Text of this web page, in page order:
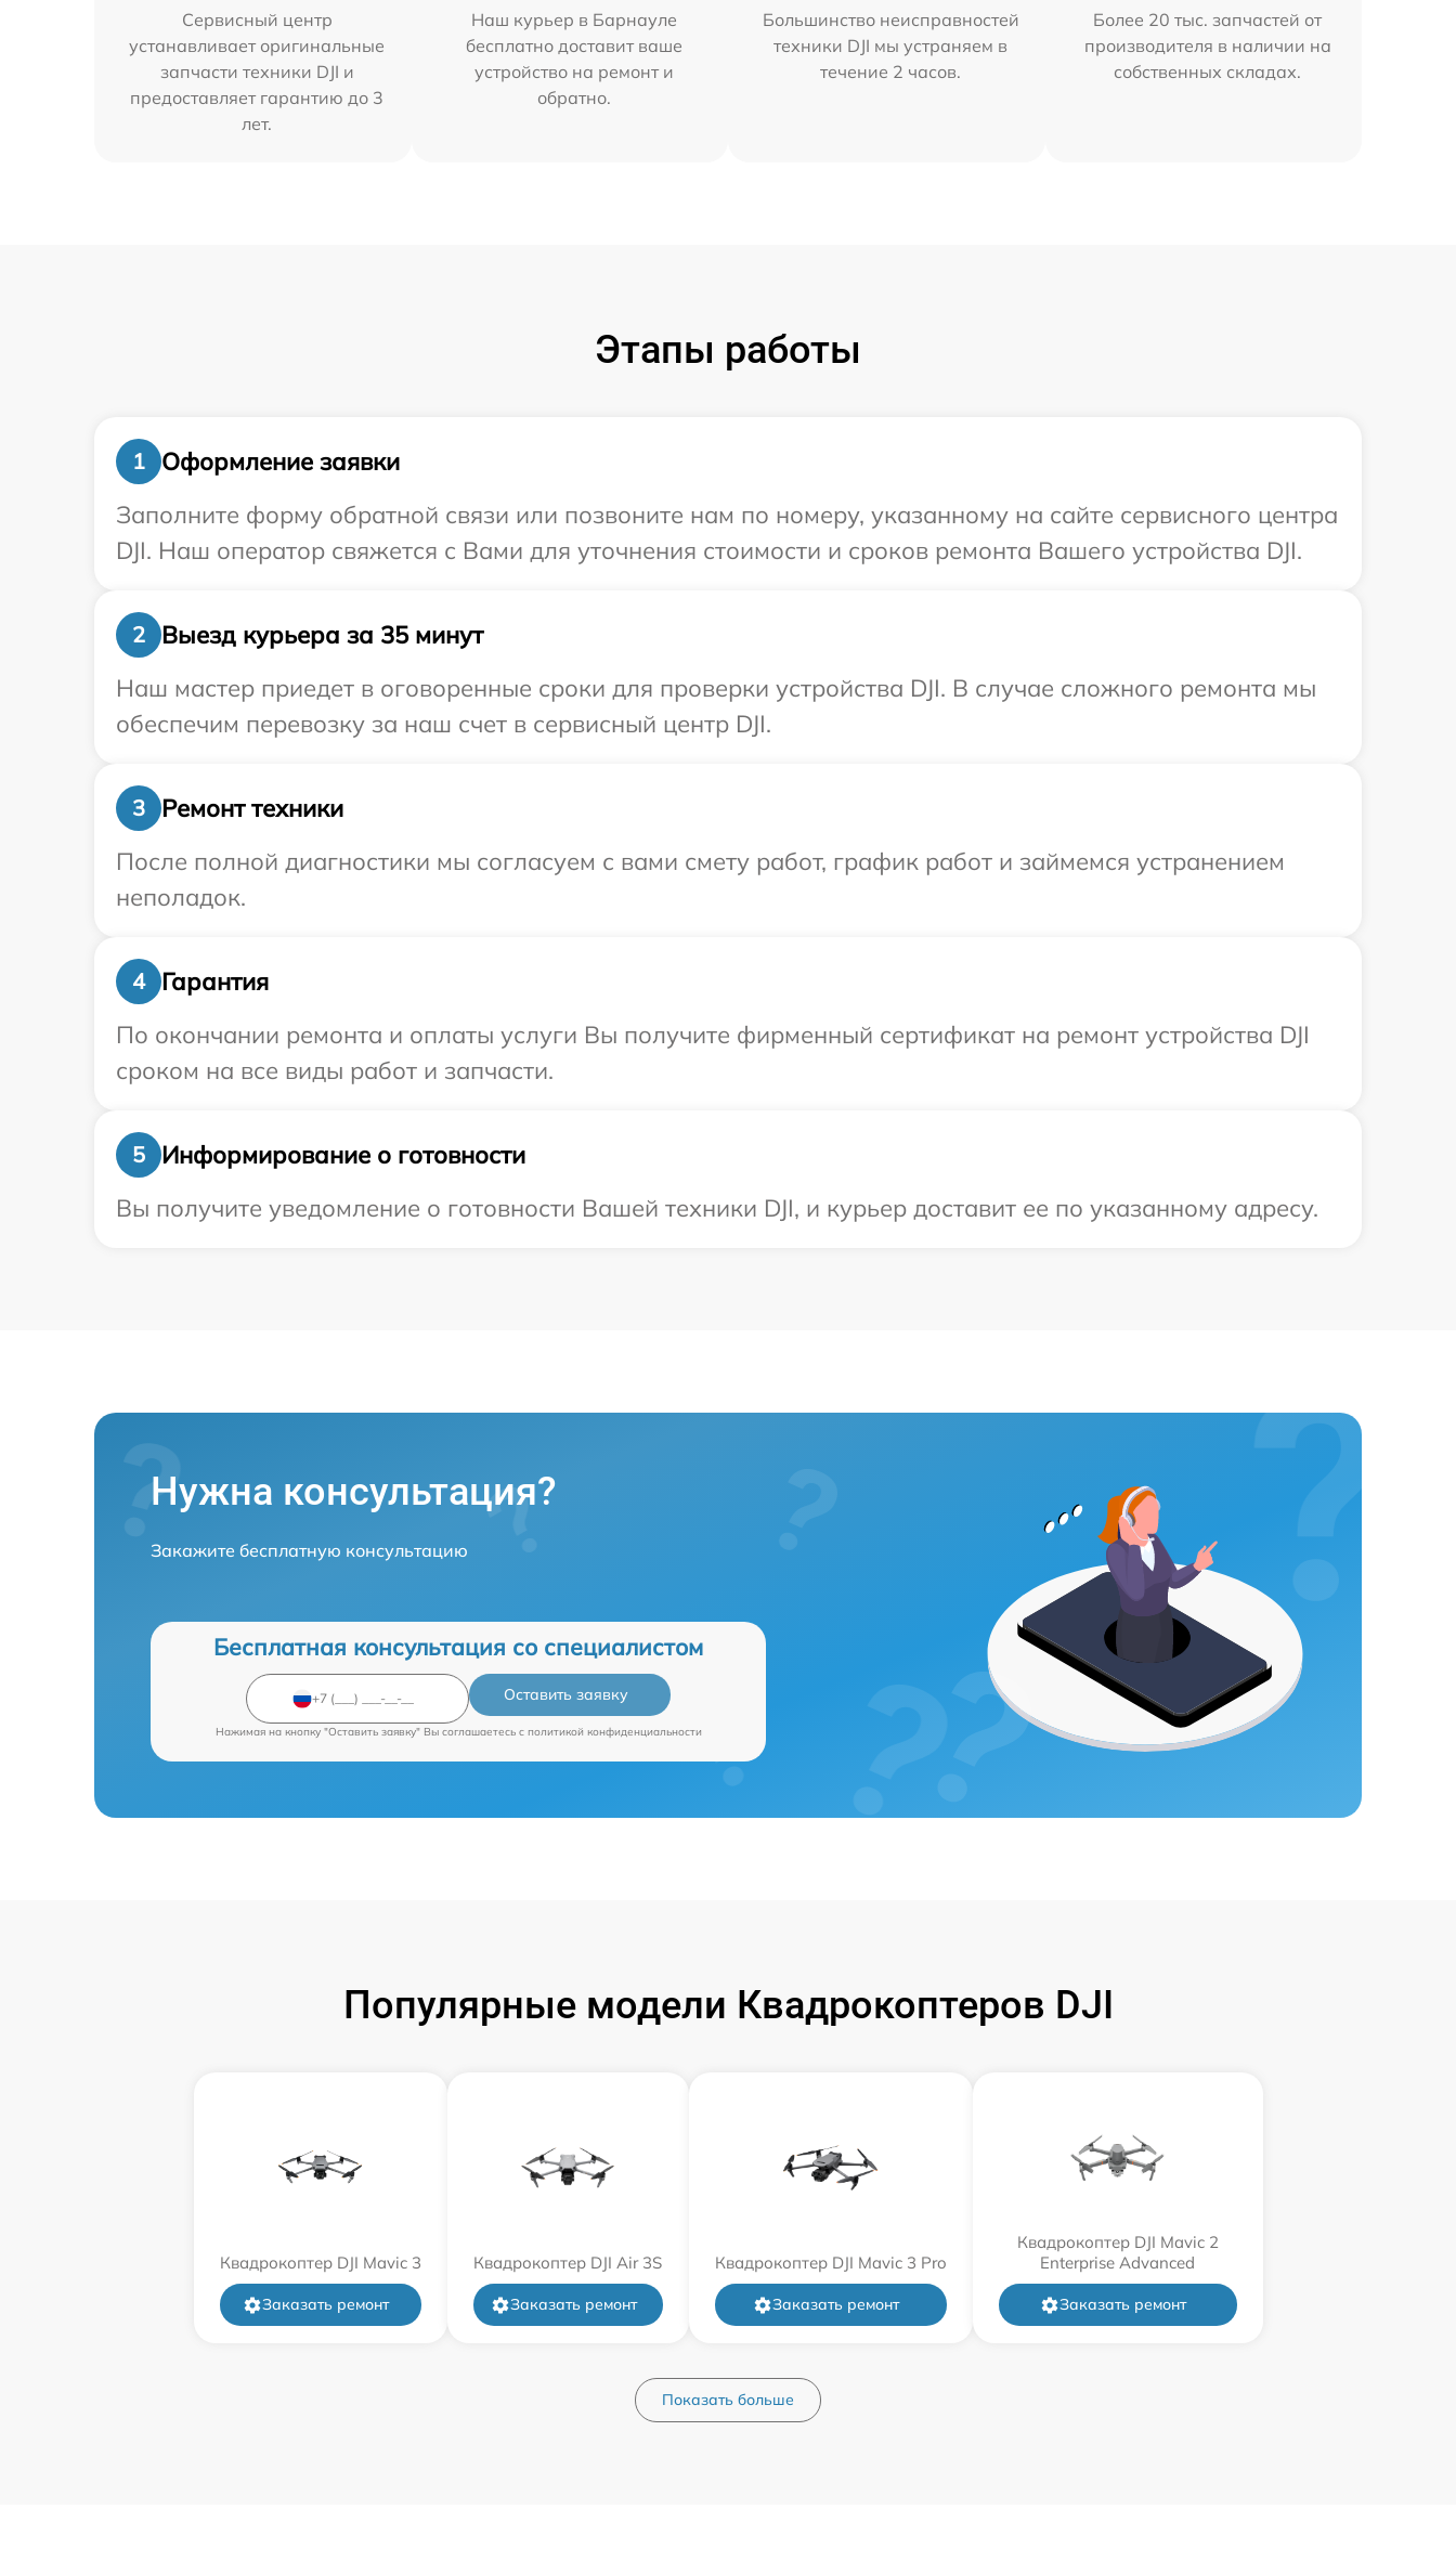
Сервисный центр
устанавливает оригинальные
запчасти техники DJI и
предоставляет гарантию до 3
лет.
Наш курьер в Барнауле
бесплатно доставит ваше
устройство на ремонт и
обратно.
Большинство неисправностей
техники DJI мы устраняем в
течение 2 часов.
Более 20 тыс. запчастей от
производителя в наличии на
собственных складах.
Этапы работы
1
Оформление заявки
Заполните форму обратной связи или позвоните нам по номеру, указанному на сайте сервисного центра
DJI. Наш оператор свяжется с Вами для уточнения стоимости и сроков ремонта Вашего устройства DJI.
2
Выезд курьера за 35 минут
Наш мастер приедет в оговоренные сроки для проверки устройства DJI. В случае сложного ремонта мы
обеспечим перевозку за наш счет в сервисный центр DJI.
3
Ремонт техники
После полной диагностики мы согласуем с вами смету работ, график работ и займемся устранением
неполадок.
4
Гарантия
По окончании ремонта и оплаты услуги Вы получите фирменный сертификат на ремонт устройства DJI
сроком на все виды работ и запчасти.
5
Информирование о готовности
Вы получите уведомление о готовности Вашей техники DJI, и курьер доставит ее по указанному адресу.
Нужна консультация?
Закажите бесплатную консультацию
Бесплатная консультация со специалистом
Оставить заявку
Нажимая на кнопку "Оставить заявку" Вы соглашаетесь c политикой конфиденциальности
Популярные модели Квадрокоптеров DJI
Квадрокоптер DJI Mavic 3
Заказать ремонт
Квадрокоптер DJI Air 3S
Заказать ремонт
Квадрокоптер DJI Mavic 3 Pro
Заказать ремонт
Квадрокоптер DJI Mavic 2
Enterprise Advanced
Заказать ремонт
Показать больше